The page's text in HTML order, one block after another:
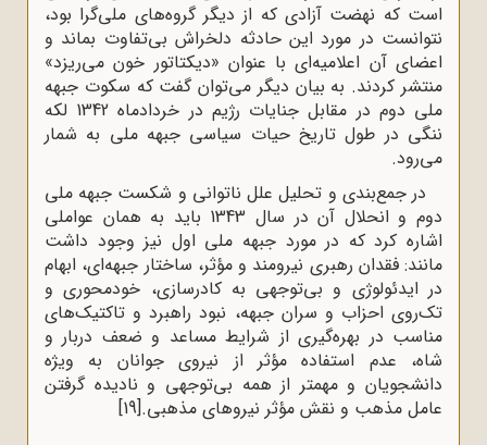
است که نهضت آزادی که از دیگر گروه‌های ملی‌گرا بود،
نتوانست در مورد این حادثه دلخراش بی‌تفاوت بماند و
اعضای آن اعلامیه‌ای با عنوان «دیکتاتور خون می‌ریزد»
منتشر کردند. به بیان دیگر می‌توان گفت که سکوت جبهه
ملی دوم در مقابل جنایات رژیم در خردادماه 1342 لکه
ننگی در طول تاریخ حیات سیاسی جبهه ملی به شمار
می‌رود.
در جمع‌بندى و تحلیل علل ناتوانى و شکست جبهه ملى
دوم و انحلال آن در سال 1343 باید به همان عواملى
اشاره کرد که در مورد جبهه ملى اول نیز وجود داشت
مانند: فقدان رهبرى نیرومند و مؤثر، ساختار جبهه‌اى، ابهام
در ایدئولوژى و بى‌توجهى به کادرسازى، خودمحورى و
تک‌روى احزاب و سران جبهه، نبود راهبرد و تاکتیک‌هاى
مناسب در بهره‌گیرى از شرایط مساعد و ضعف دربار و
شاه، عدم استفاده مؤثر از نیروى جوانان به ویژه
دانشجویان و مهمتر از همه بى‌توجهى و نادیده گرفتن
عامل مذهب و نقش مؤثر نیروهاى مذهبى.[19]